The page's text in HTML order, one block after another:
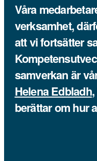
Våra
verksamhet,
att vi fortsätter
samverkan är
Helena Edbladh
berättar om hur